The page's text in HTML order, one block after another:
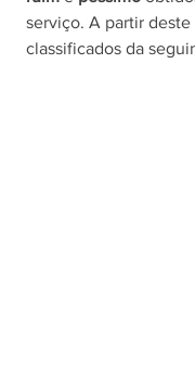
serviço. A partir deste
classificados da